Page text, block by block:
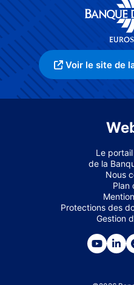
Voir le site de
Le
de la
Nous
Plan
Protections des
Gestion